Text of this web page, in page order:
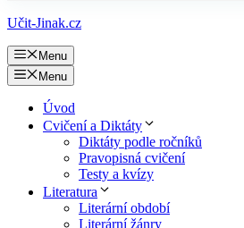
Učit-Jinak.cz
Menu
Menu
Úvod
Cvičení a Diktáty
Diktáty podle ročníků
Pravopisná cvičení
Testy a kvízy
Literatura
Literární období
Literární žánry